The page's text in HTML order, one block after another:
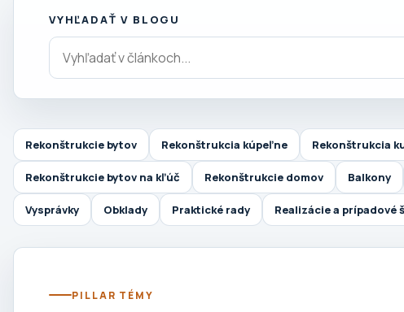
VYHĽADAŤ V BLOGU
Rekonštrukcie bytov Rekonštrukcia kúpeľne Rekonštrukcia
Rekonštrukcie bytov na kľúč Rekonštrukcie domov Balkony
Vysprávky Obklady Praktické rady Realizácie a prípadové
PILLAR TÉMY